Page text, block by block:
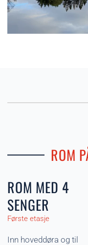
ROM
ROM MED 4
SENGER
Første etasje
Inn hoveddøra og til